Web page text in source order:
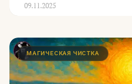
09.11.2025
МАГИЧЕСКАЯ ЧИСТКА